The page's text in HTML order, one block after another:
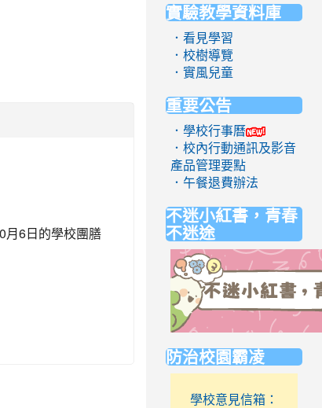
月6日的學校團膳
實驗教學資料庫
．看見學習
．校樹導覽
．實風兒童
重要公告
．學校行事曆
．校內行動通訊及影音
產品管理要點
．午餐退費辦法
不迷小紅書，青春
不迷途
to
https://eliteracy.edu.tw/
防治校園霸凌
學校意見信箱：